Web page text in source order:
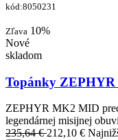
kód:8050231
Zľava 10%
Nové
skladom
Topánky
ZEPHYR MK2 MID
legendárnej misijnej
235,64 €212,10 €